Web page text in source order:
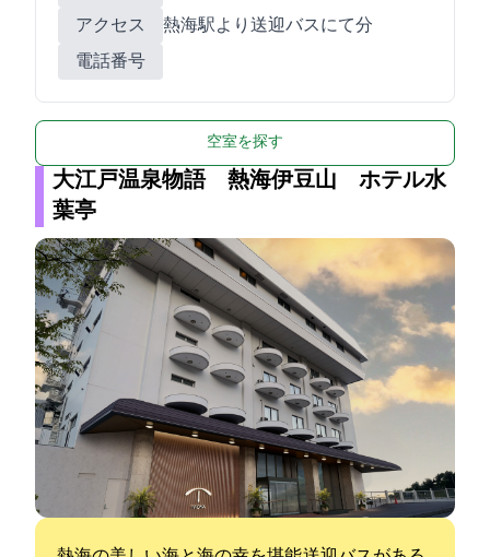
アクセス
熱海駅より送迎バスにて15分
電話番号
空室を探す
大江戸温泉物語 熱海伊豆山 ホテル水
葉亭